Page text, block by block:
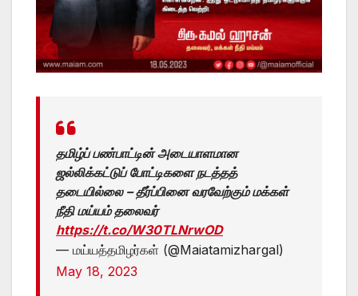
தமிழ்ப் பண்பாட்டின் அடையாளமான
ஜல்லிக்கட்டுப் போட்டிகளை நடத்தத்
தடையில்லை – தீர்ப்பினை வரவேற்கும் மக்கள்
நீதி மய்யம் தலைவர்
https://t.co/W30TLNrwOD
— மய்யத்தமிழர்கள் (@Maiatamizhargal)
May 18, 2023